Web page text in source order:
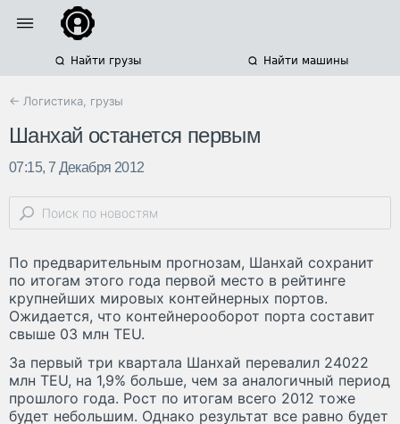
Найти грузы Найти машины
← Логистика, грузы
Шанхай останется первым
07:15, 7 Декабря 2012
По предварительным прогнозам, Шанхай сохранит
по итогам этого года первой место в рейтинге
крупнейших мировых контейнерных портов.
Ожидается, что контейнерооборот порта составит
свыше 03 млн TEU.
За первый три квартала Шанхай перевалил 24022
млн TEU, на 1,9% больше, чем за аналогичный период
прошлого года. Рост по итогам всего 2012 тоже
будет небольшим. Однако результат все равно будет